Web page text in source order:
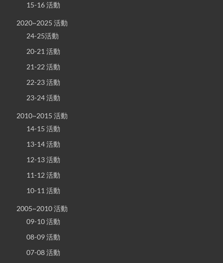
15-16 活動
2020~2025 活動
24-25活動
20-21 活動
21-22 活動
22-23 活動
23-24 活動
2010~2015 活動
14-15 活動
13-14 活動
12-13 活動
11-12 活動
10-11 活動
2005~2010 活動
09-10 活動
08-09 活動
07-08 活動